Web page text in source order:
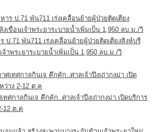
ป.71 พัน711 เร่งเคลื่อนย้ายผู้ป่วยติดเตียงสิงห์บุรี
าพระยาระบายน้ำเพิ่มเป็น 1,950 ลบ.ม./วิ
ทศกาลกินเจ คึกคัก..ศาลเจ้าปึงเถ่ากงม่า เปิดบริการ
12 ต.ค